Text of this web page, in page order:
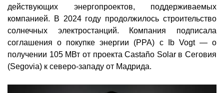
действующих энергопроектов, поддерживаемых
компанией. В 2024 году продолжилось строительство
солнечных электростанций. Компания подписала
соглашения о покупке энергии (PPA) с Ib Vogt — о
получении 105 МВт от проекта Castaño Solar в Сеговия
(Segovia) к северо-западу от Мадрида.